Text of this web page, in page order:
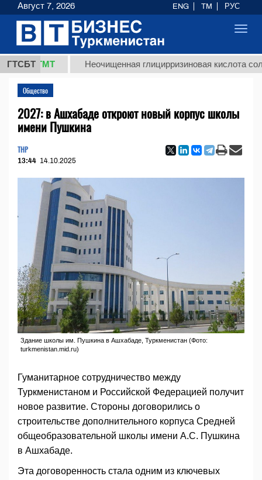
ГТСБТ
ТМТ Неочищенная глицирризиновая кислота
Общество
2027: в Ашхабаде откроют новый корпус школы
имени Пушкина
THP
13:44 14.10.2025
Здание школы им. Пушкина в Ашхабаде, Туркменистан (Фото:
turkmenistan.mid.ru)
Гуманитарное сотрудничество между
Туркменистаном и Российской Федерацией получит
новое развитие. Стороны договорились о
строительстве дополнительного корпуса Средней
общеобразовательной школы имени А.С. Пушкина
в Ашхабаде.
Эта договоренность стала одним из ключевых
Август 7, 2026 ENG TM РУС